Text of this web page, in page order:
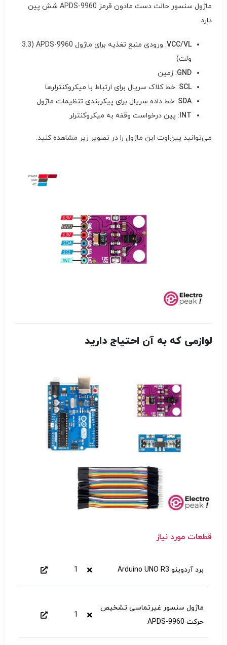
ماژول سنسور حالت دست مادون قرمز APDS-9960 شش پین
دارد:
VCC/VL
: ورودی منبع تغذیه برای ماژول APDS-9960 (3.3
ولت)
GND: زمین
SCL: خط کلاک سریال برای ارتباط با میکروکنترلرها
SDA: خط داده سریال برای پیکربندی تنظیمات ماژول
INT: پین درخواست وقفه به میکروکنترلر
می‌توانید پین‌اوت این ماژول را در تصویر زیر مشاهده کنید.
لوازمی که به آن احتیاج دارید
قطعات مورد نیاز
برد آردوینو Arduino UNO R3 1
ماژول سنسور غیرتماسی تشخیص
حرکت APDS-9960
1